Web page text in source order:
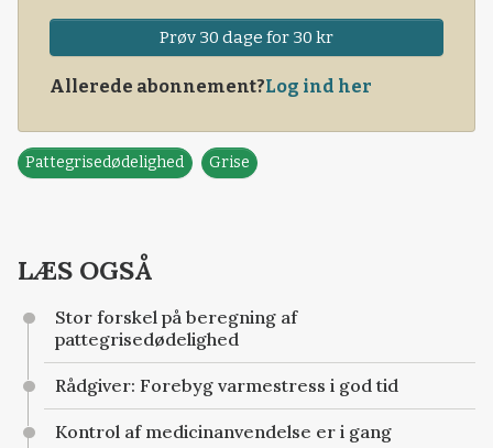
Prøv 30 dage for 30 kr
Allerede abonnement?Log ind her
Pattegrisedødelighed Grise
LÆS OGSÅ
Stor forskel på beregning af
pattegrisedødelighed
Rådgiver: Forebyg varmestress i god tid
Kontrol af medicinanvendelse er i gang